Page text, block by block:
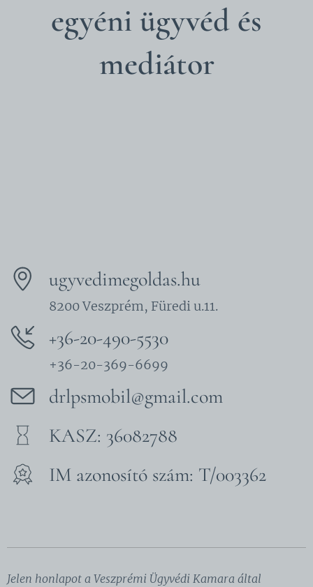
egyéni ügyvéd és
mediátor
ugyvedimegoldas.hu
8200 Veszprém, Füredi u.11.
+36-20-490-5530
+36-20-369-6699
drlpsmobil@gmail.com
KASZ: 36082788
IM azonosító szám: T/003362
Jelen honlapot a Veszprémi Ügyvédi Kamara által